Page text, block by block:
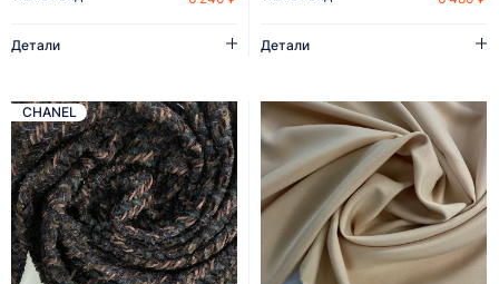
Детали Детали
CHANEL